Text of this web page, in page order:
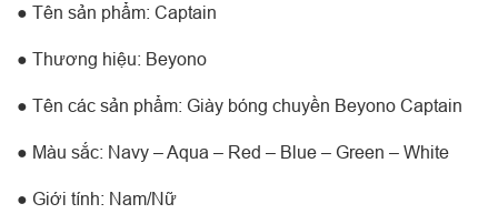
● Tên sản phẩm: Captain
● Thương hiệu: Beyono
● Tên các sản phẩm: Giày bóng chuyền Beyono Captain
● Màu sắc: Navy – Aqua – Red – Blue – Green – White
● Giới tính: Nam/Nữ